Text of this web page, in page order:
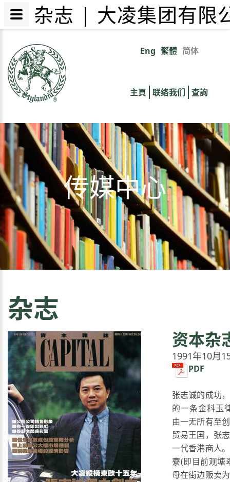
主
Eng 繁體 简体
links
主頁 联络我们 查詢
传媒中心
杂志
资本杂
1991年10月
PDF
张志诚的成功
的一条金科玉
由一无所有至
贸易王国，张
一代香港商人
寮(即目前观塘
母在街边贩卖
杂志 | 大凌集团有限